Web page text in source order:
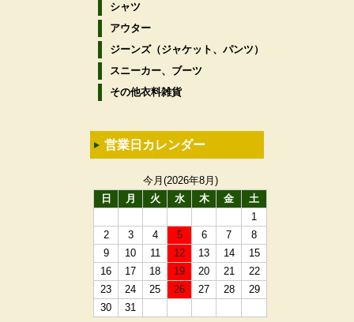
シャツ
アウター
ジーンズ（ジャケット、パンツ）
スニーカー、ブーツ
その他衣料雑貨
営業日カレンダー
今月(2026年8月)
日
月 火 水 木 金
土
1
2
3 4 5 6 7
8
9
10 11 12 13 14
15
16
17 18 19 20 21
22
23
24 25 26 27 28
29
30
31